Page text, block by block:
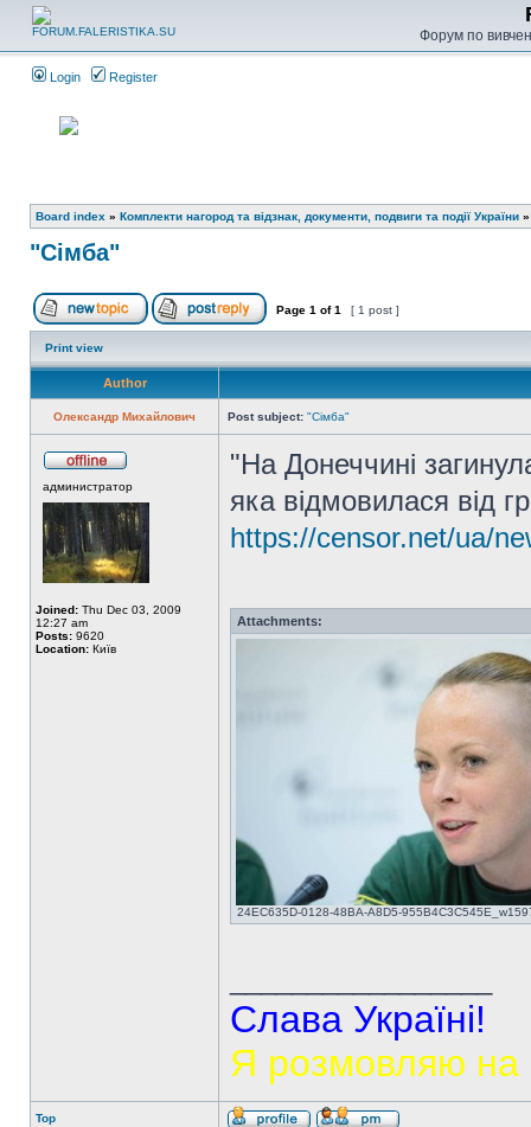
Форум по
Login Register
Board index » Комплекти нагород та відзнак, документи, подвиги та події України
"Сімба"
Page 1 of1 [ 1 post ]
Print view
Author
Олександр Михайлович Post subject: "Сімба"
администратор
Joined: Thu Dec 03, 2009
12:27 am
Posts: 9620
Location: Київ
"На Донеччині
яка відмовилася від
https://censor.net/ua/
Attachments:
24EC635D-0128-48BA-A8D5-
Слава Україні!
Я розмовляю на
Top